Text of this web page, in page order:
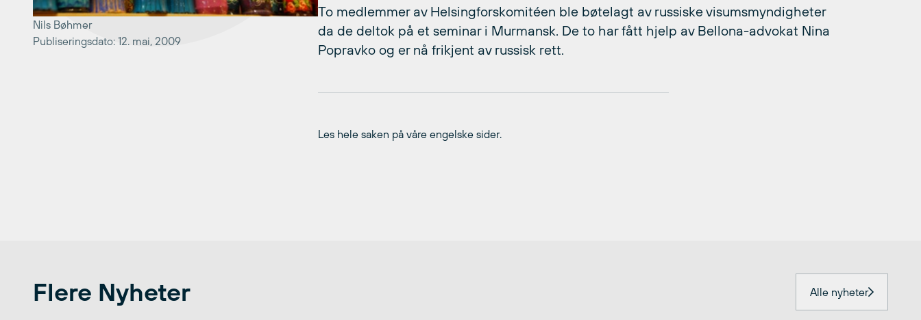
Nils Bøhmer
Publiseringsdato: 12. mai, 2009
To medlemmer av Helsingforskomitéen ble bøtelagt av russiske visumsmyndigheter
da de deltok på et seminar i Murmansk. De to har fått hjelp av Bellona-advokat Nina
Popravko og er nå frikjent av russisk rett.
Les hele saken på våre engelske sider.
Flere Nyheter Alle nyheter